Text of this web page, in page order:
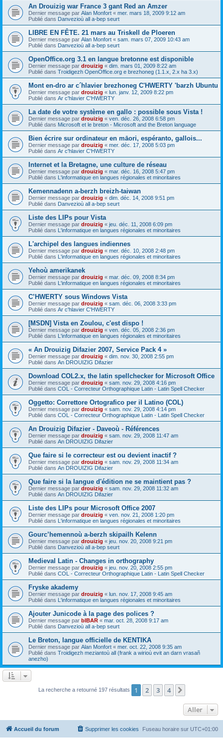
An Drouizig war France 3 gant Red an Amzer
Dernier message par Alan Monfort « mer. mars 18, 2009 9:12 am
Publié dans Danvezioù all a-bep seurt
LIBRE EN FÊTE. 21 mars au Triskell de Ploeren
Dernier message par Alan Monfort « sam. mars 07, 2009 10:43 am
Publié dans Danvezioù all a-bep seurt
OpenOffice.org 3.1 en langue bretonne est disponible
Dernier message par drouizig « dim. mars 01, 2009 8:22 am
Publié dans Troidigezh OpenOffice.org e brezhoneg (1.1.x, 2.x ha 3.x)
Mont en-dro ar c´hlavier brezhoneg C'HWERTY 'barzh Ubuntu
Dernier message par drouizig « lun. janv. 12, 2009 8:22 pm
Publié dans Ar c'hlavier C'HWERTY
La date de votre système en gallo : possible sous Vista !
Dernier message par drouizig « ven. déc. 26, 2008 6:58 pm
Publié dans Microsoft et le breton - Microsoft and the Breton language
Bien écrire sur ordinateur en māori, espéranto, gallois...
Dernier message par drouizig « mer. déc. 17, 2008 5:03 pm
Publié dans Ar c'hlavier C'HWERTY
Internet et la Bretagne, une culture de réseau
Dernier message par drouizig « mar. déc. 16, 2008 5:47 pm
Publié dans L'informatique en langues régionales et minoritaires
Kemennadenn a-berzh breizh-taiwan
Dernier message par drouizig « dim. déc. 14, 2008 9:51 pm
Publié dans Danvezioù all a-bep seurt
Liste des LIPs pour Vista
Dernier message par drouizig « jeu. déc. 11, 2008 6:09 pm
Publié dans L'informatique en langues régionales et minoritaires
L'archipel des langues indiennes
Dernier message par drouizig « mer. déc. 10, 2008 2:48 pm
Publié dans L'informatique en langues régionales et minoritaires
Yehoù amerikanek
Dernier message par drouizig « mar. déc. 09, 2008 8:34 pm
Publié dans L'informatique en langues régionales et minoritaires
C’HWERTY sous Windows Vista
Dernier message par drouizig « sam. déc. 06, 2008 3:33 pm
Publié dans Ar c'hlavier C'HWERTY
[MSDN] Vista en Zoulou, c'est dispo !
Dernier message par drouizig « ven. déc. 05, 2008 2:36 pm
Publié dans L'informatique en langues régionales et minoritaires
« An Drouizig Difazier 2007, Service Pack 4 »
Dernier message par drouizig « dim. nov. 30, 2008 2:55 pm
Publié dans An DROUIZIG Difazier
Download COL2.x, the latin spellchecker for Microsoft Office
Dernier message par drouizig « sam. nov. 29, 2008 4:16 pm
Publié dans COL - Correcteur Orthographique Latin - Latin Spell Checker
Oggetto: Correttore Ortografico per il Latino (COL)
Dernier message par drouizig « sam. nov. 29, 2008 4:14 pm
Publié dans COL - Correcteur Orthographique Latin - Latin Spell Checker
An Drouizig Difazier - Daveoù - Références
Dernier message par drouizig « sam. nov. 29, 2008 11:47 am
Publié dans An DROUIZIG Difazier
Que faire si le correcteur est ou devient inactif ?
Dernier message par drouizig « sam. nov. 29, 2008 11:34 am
Publié dans An DROUIZIG Difazier
Que faire si la langue d'édition ne se maintient pas ?
Dernier message par drouizig « sam. nov. 29, 2008 11:32 am
Publié dans An DROUIZIG Difazier
Liste des LIPs pour Microsoft Office 2007
Dernier message par drouizig « ven. nov. 21, 2008 1:20 pm
Publié dans L'informatique en langues régionales et minoritaires
Gourc’hemennoù a-berzh skipailh Kelenn
Dernier message par drouizig « jeu. nov. 20, 2008 9:21 pm
Publié dans Danvezioù all a-bep seurt
Medieval Latin - Changes in orthography
Dernier message par drouizig « jeu. nov. 20, 2008 2:55 pm
Publié dans COL - Correcteur Orthographique Latin - Latin Spell Checker
Fryske akademy
Dernier message par drouizig « lun. nov. 17, 2008 9:45 am
Publié dans L'informatique en langues régionales et minoritaires
Ajouter Junicode à la page des polices ?
Dernier message par bIBAR « mar. oct. 28, 2008 9:17 am
Publié dans Danvezioù all a-bep seurt
Le Breton, langue officielle de KENTIKA
Dernier message par Alan Monfort « mer. oct. 22, 2008 9:35 am
Publié dans Troidigezh meziantoù all (frank a wirioù evit an darn vrasañ
anezho)
La recherche a retourné 197 résultats 1 2 3 4
Aller
Accueil du forum Fuseau horaire sur UTC+01:00
Supprimer les cookies